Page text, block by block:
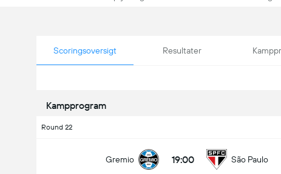
Scoringsoversigt Resultater
Kampprogram
Round 22
Gremio 19:00 São Paulo